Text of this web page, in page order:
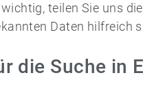
teilen Sie uns
Daten hilfreich
die Suche in